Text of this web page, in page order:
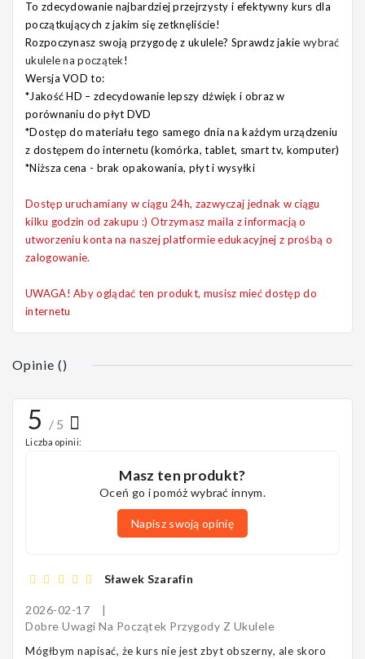
To zdecydowanie najbardziej przejrzysty i efektywny kurs dla
początkujących z jakim się zetknęliście!
Rozpoczynasz swoją przygodę z ukulele? Sprawdz jakie wybrać
ukulele na początek!
Wersja VOD to:
*Jakość HD – zdecydowanie lepszy dźwięk i obraz w
porównaniu do płyt DVD
*Dostęp do materiału tego samego dnia na każdym urządzeniu
z dostępem do internetu (komórka, tablet, smart tv, komputer)
*Niższa cena - brak opakowania, płyt i wysyłki
Dostęp uruchamiany w ciągu 24h, zazwyczaj jednak w ciągu
kilku godzin od zakupu :) Otrzymasz maila z informacją o
utworzeniu konta na naszej platformie edukacyjnej z prośbą o
zalogowanie.
UWAGA!Aby oglądać ten produkt, musisz mieć dostęp do
internetu
Opinie ()
5 / 5
Liczba opinii:
Masz ten produkt?
Oceń go i pomóż wybrać innym.
Napisz swoją opinię
Sławek Szarafin
2026-02-17
|
Dobre Uwagi Na Początek Przygody Z Ukulele
Mógłbym napisać, że kurs nie jest zbyt obszerny, ale skoro